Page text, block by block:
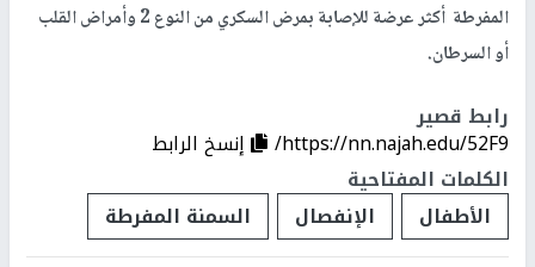
المفرطة أكثر عرضة للإصابة بمرض السكري من النوع 2 وأمراض القلب
أو السرطان.
رابط قصير
https://nn.najah.edu/52F9/
إنسخ الرابط
الكلمات المفتاحية
الأطفال
الإنفصال السمنة المفرطة